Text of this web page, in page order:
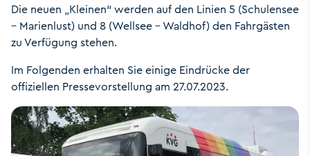
Die neuen „Kleinen“ werden auf den Linien 5 (Schulensee
– Marienlust) und 8 (Wellsee – Waldhof) den Fahrgästen
zu Verfügung stehen.
Im Folgenden erhalten Sie einige Eindrücke der
offiziellen Pressevorstellung am 27.07.2023.